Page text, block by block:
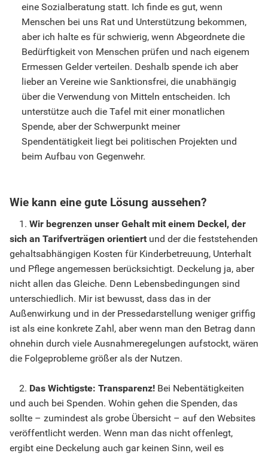
eine Sozialberatung statt. Ich finde es gut, wenn
Menschen bei uns Rat und Unterstützung bekommen,
aber ich halte es für schwierig, wenn Abgeordnete die
Bedürftigkeit von Menschen prüfen und nach eigenem
Ermessen Gelder verteilen. Deshalb spende ich aber
lieber an Vereine wie Sanktionsfrei, die unabhängig
über die Verwendung von Mitteln entscheiden. Ich
unterstütze auch die Tafel mit einer monatlichen
Spende, aber der Schwerpunkt meiner
Spendentätigkeit liegt bei politischen Projekten und
beim Aufbau von Gegenwehr.
Wie kann eine gute Lösung aussehen?
1. Wir begrenzen unser Gehalt mit einem Deckel, der
sich an Tarifverträgen orientiert und der die feststehenden
gehaltsabhängigen Kosten für Kinderbetreuung, Unterhalt
und Pflege angemessen berücksichtigt. Deckelung ja, aber
nicht allen das Gleiche. Denn Lebensbedingungen sind
unterschiedlich. Mir ist bewusst, dass das in der
Außenwirkung und in der Pressedarstellung weniger griffig
ist als eine konkrete Zahl, aber wenn man den Betrag dann
ohnehin durch viele Ausnahmeregelungen aufstockt, wären
die Folgeprobleme größer als der Nutzen.
2. Das Wichtigste: Transparenz! Bei Nebentätigkeiten
und auch bei Spenden. Wohin gehen die Spenden, das
sollte – zumindest als grobe Übersicht – auf den Websites
veröffentlicht werden. Wenn man das nicht offenlegt,
ergibt eine Deckelung auch gar keinen Sinn, weil es